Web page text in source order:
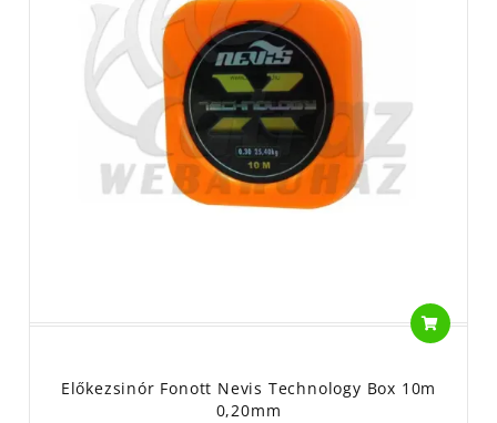
Előkezsinór Fonott Nevis Technology Box 10m
0,20mm